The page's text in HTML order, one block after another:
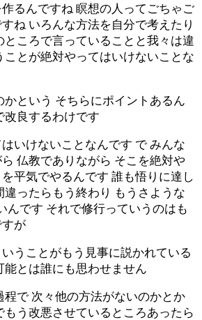
るんですね 瞑想の人ってごちゃご
ね いろんな方法を自分で考えたり
ところで言っていることと我々は違
ことが絶対やってはいけないことな
かという そちらにポイントあるん
改良するわけです
いけないことなんです で みんな
仏教でありながら そこを絶対や
平気でやるんです 誰も悟りに達し
違ったらもう終わり もうさような
んです それで修行っていうのはも
が
うことがもう見事に説かれている
能とは誰にも思わせません
程で 次々他の方法がないのかとか
もう改悪させているところあったら